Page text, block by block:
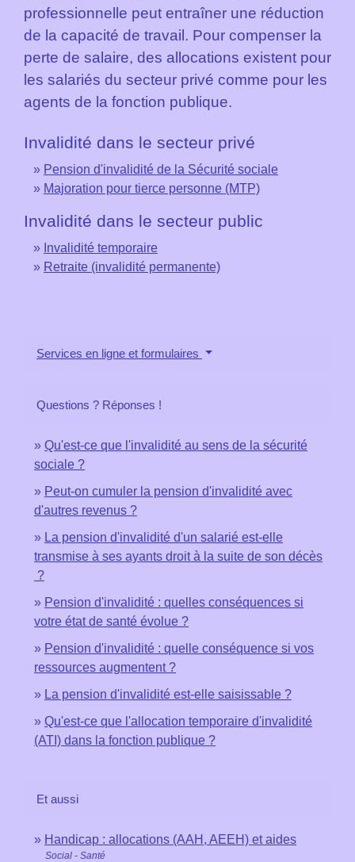
professionnelle peut entraîner une réduction
de la capacité de travail. Pour compenser la
perte de salaire, des allocations existent pour
les salariés du secteur privé comme pour les
agents de la fonction publique.
Invalidité dans le secteur privé
Pension d'invalidité de la Sécurité sociale
Majoration pour tierce personne (MTP)
Invalidité dans le secteur public
Invalidité temporaire
Retraite (invalidité permanente)
Services en ligne et formulaires
Questions ? Réponses !
Qu'est-ce que l'invalidité au sens de la sécurité
sociale ?
Peut-on cumuler la pension d'invalidité avec
d'autres revenus ?
La pension d'invalidité d'un salarié est-elle
transmise à ses ayants droit à la suite de son décès
?
Pension d'invalidité : quelles conséquences si
votre état de santé évolue ?
Pension d'invalidité : quelle conséquence si vos
ressources augmentent ?
La pension d'invalidité est-elle saisissable ?
Qu'est-ce que l'allocation temporaire d'invalidité
(ATI) dans la fonction publique ?
Et aussi
Handicap : allocations (AAH, AEEH) et aides
Social - Santé